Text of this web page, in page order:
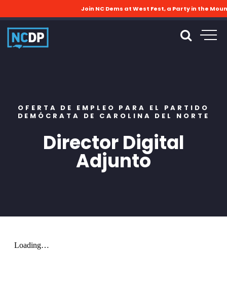
Join NC Dems at West Fest, a Party in the
OFERTA DE EMPLEO PARA EL PARTIDO
DEMÓCRATA DE CAROLINA DEL NORTE
Director Digital
Adjunto